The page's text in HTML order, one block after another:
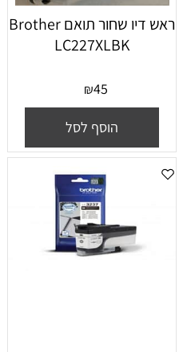
‏ראש דיו ‏שחור תואם Brother
LC227XLBK
₪45
הוסף לסל